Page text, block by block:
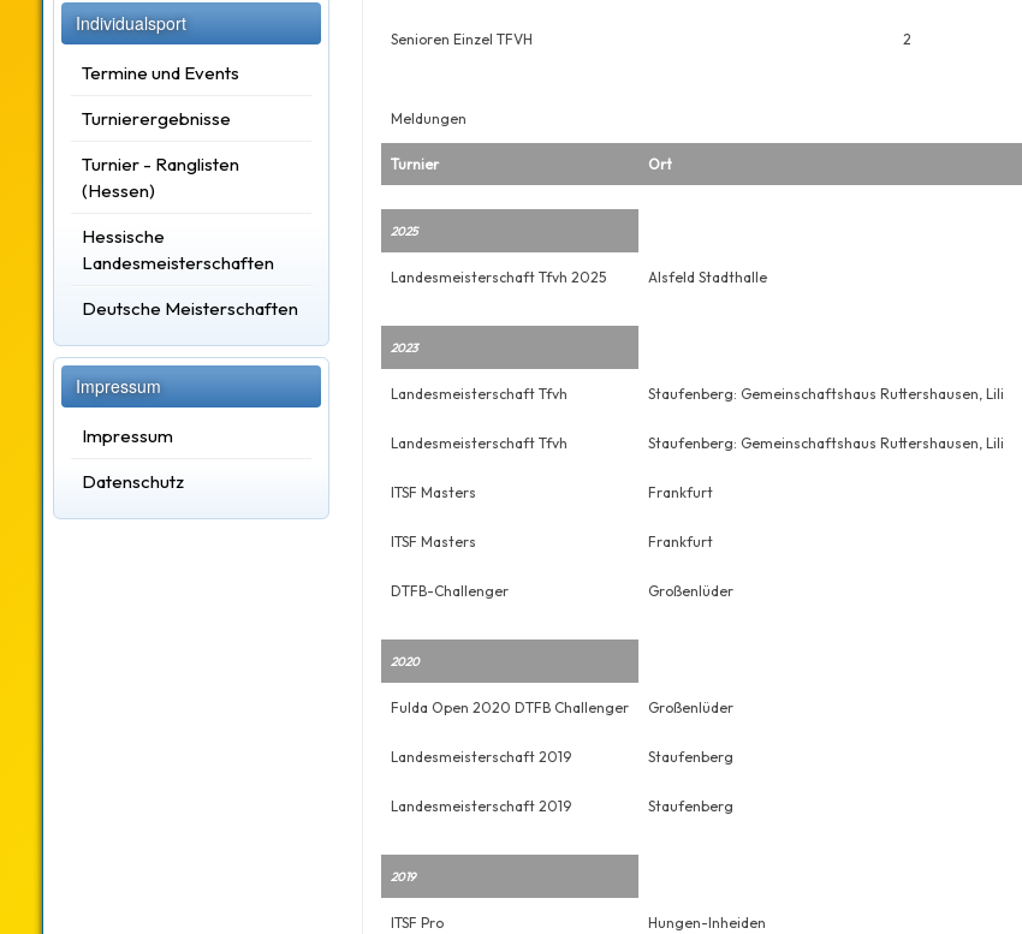
Individualsport
Termine und Events
Turnierergebnisse
Turnier - Ranglisten
(Hessen)
Hessische
Landesmeisterschaften
Deutsche Meisterschaften
Impressum
Impressum
Datenschutz
Senioren Einzel TFVH 2
Meldungen
Turnier Ort
2025
Landesmeisterschaft Tfvh 2025 Alsfeld Stadthalle
2023
Landesmeisterschaft Tfvh Staufenberg: Gemeinschaftshaus Ruttershausen, Lili
Landesmeisterschaft Tfvh Staufenberg: Gemeinschaftshaus Ruttershausen, Lili
ITSF Masters Frankfurt
ITSF Masters Frankfurt
DTFB-Challenger Großenlüder
2020
Fulda Open 2020 DTFB Challenger Großenlüder
Landesmeisterschaft 2019 Staufenberg
Landesmeisterschaft 2019 Staufenberg
2019
ITSF Pro Hungen-Inheiden